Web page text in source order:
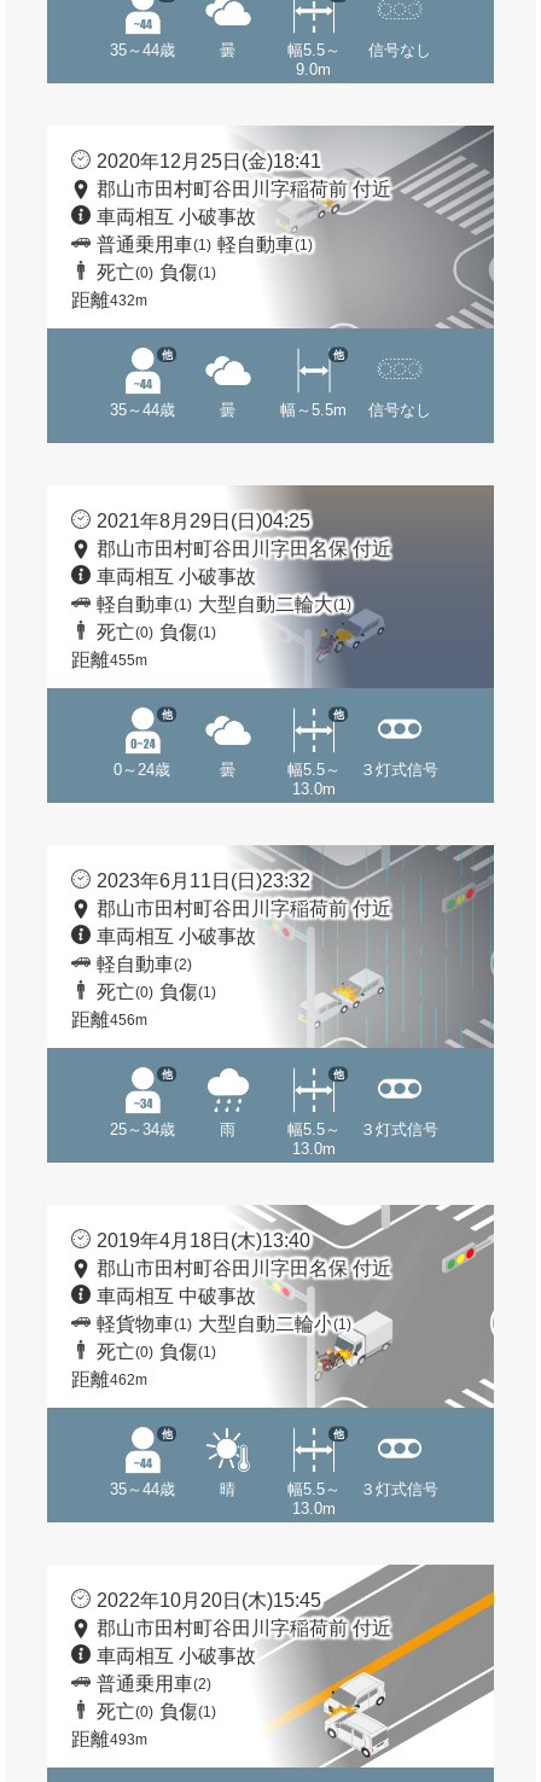
35～44歳 曇
幅5.5～
9.0m
信号なし
2020年12月25日(金)18:41
郡山市田村町谷田川字稲荷前 付近
車両相互 小破事故
普通乗用車(1) 軽自動車(1)
死亡(0) 負傷(1)
距離432m
35～44歳
他
曇 幅～5.5m
他
信号なし
2021年8月29日(日)04:25
郡山市田村町谷田川字田名保 付近
車両相互 小破事故
軽自動車(1) 大型自動二輪大(1)
死亡(0) 負傷(1)
距離455m
0～24歳
他
曇
幅5.5～
13.0m
他
３灯式信号
2023年6月11日(日)23:32
郡山市田村町谷田川字稲荷前 付近
車両相互 小破事故
軽自動車(2)
死亡(0) 負傷(1)
距離456m
25～34歳
他
雨
幅5.5～
13.0m
他
３灯式信号
2019年4月18日(木)13:40
郡山市田村町谷田川字田名保 付近
車両相互 中破事故
軽貨物車(1) 大型自動二輪小(1)
死亡(0) 負傷(1)
距離462m
35～44歳
他
晴
幅5.5～
13.0m
他
３灯式信号
2022年10月20日(木)15:45
郡山市田村町谷田川字稲荷前 付近
車両相互 小破事故
普通乗用車(2)
死亡(0) 負傷(1)
距離493m